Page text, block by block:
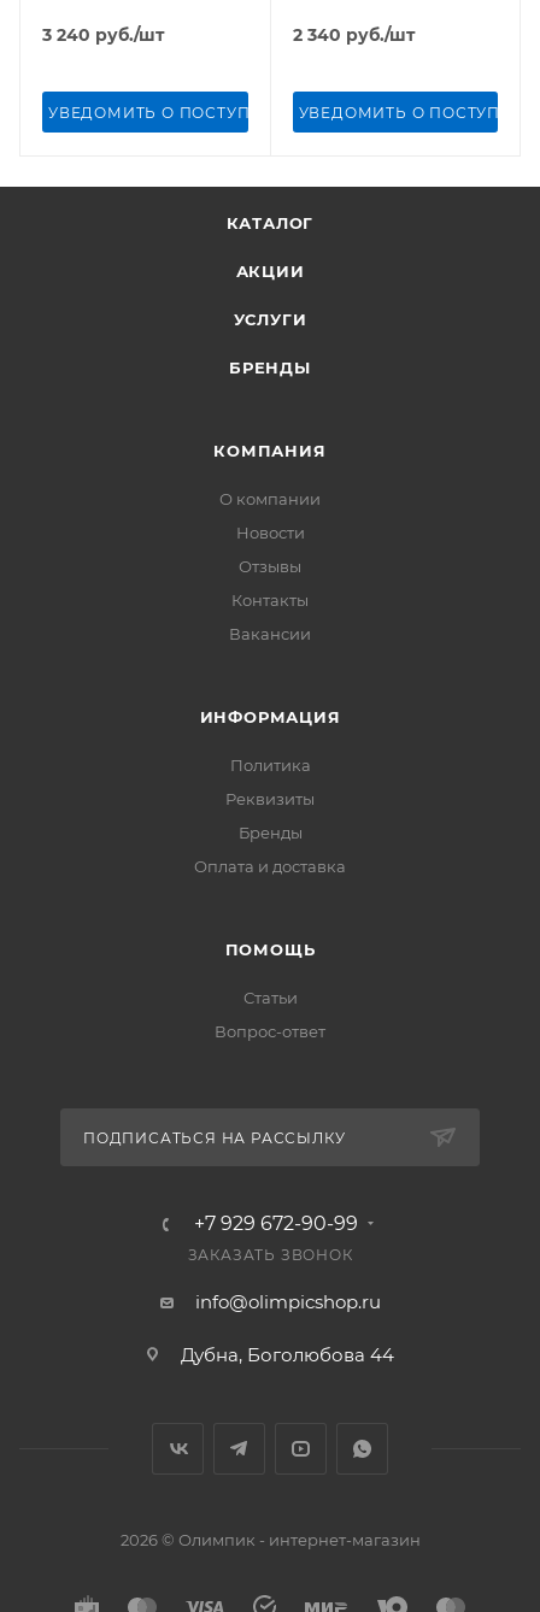
3 240 руб./шт
УВЕДОМИТЬ О ПОСТУПЛЕНИИ
2 340 руб./шт
УВЕДОМИТЬ О
КАТАЛОГ
АКЦИИ
УСЛУГИ
БРЕНДЫ
КОМПАНИЯ
О компании
Новости
Отзывы
Контакты
Вакансии
ИНФОРМАЦИЯ
Политика
Реквизиты
Бренды
Оплата и доставка
ПОМОЩЬ
Статьи
Вопрос-ответ
ПОДПИСАТЬСЯ НА РАССЫЛКУ
+7 929 672-90-99
ЗАКАЗАТЬ ЗВОНОК
info@olimpicshop.ru
Дубна, Боголюбова 44
2026 © Олимпик - интернет-магазин